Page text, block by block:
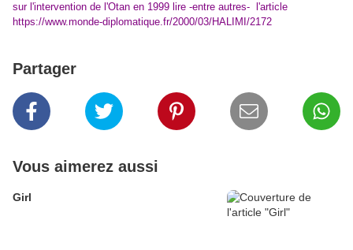
sur l'intervention de l'Otan en 1999 lire -entre autres- l'article
https://www.monde-diplomatique.fr/2000/03/HALIMI/2172
Partager
Vous aimerez aussi
Girl